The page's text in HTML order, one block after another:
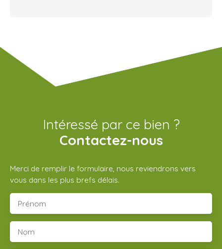
Intéressé par ce bien ?
Contactez-nous
Merci de remplir le formulaire, nous reviendrons vers
vous dans les plus brefs délais.
Prénom
Nom